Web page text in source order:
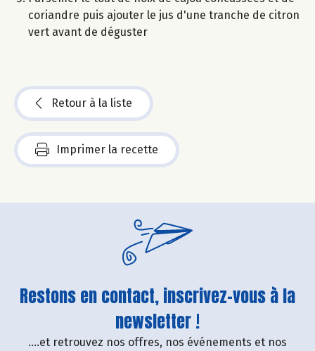
coriandre puis ajouter le jus d'une tranche de citron
vert avant de déguster
Retour à la liste
Imprimer la recette
Restons en contact, inscrivez-vous à la
newsletter !
....et retrouvez nos offres, nos événements et nos